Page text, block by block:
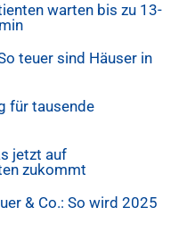
warten bis zu 13-
teuer sind Häuser in
für tausende
jetzt auf
zukommt
& Co.: So wird 2025